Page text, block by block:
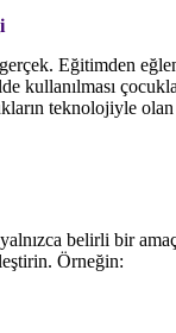
Eğitimden
kullanılması
teknolojiyle
belirli bir
Örneğin: